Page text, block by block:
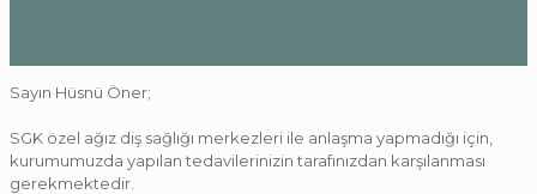
Sayın Hüsnü Öner;
SGK özel ağız diş sağlığı merkezleri ile anlaşma yapmadığı için,
kurumumuzda yapılan tedavilerinizin tarafınızdan karşılanması
gerekmektedir.